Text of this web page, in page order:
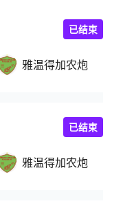
雅温得加农炮
已结束
雅温得加农炮
已结束